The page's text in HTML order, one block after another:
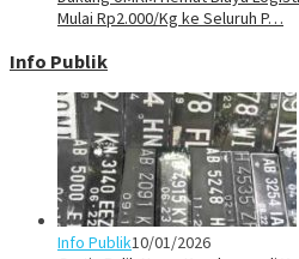
Mulai Rp2.000/Kg ke Seluruh P…
Info Publik
Info Publik10/01/2026